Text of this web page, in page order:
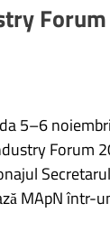
5–6
Forum
MApN într-